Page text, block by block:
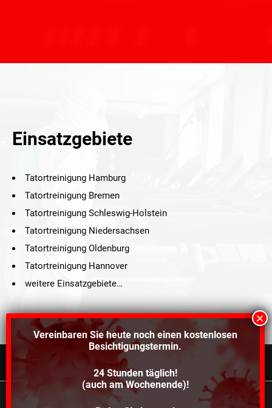
Einsatzgebiete
Tatortreinigung Hamburg
Tatortreinigung Bremen
Tatortreinigung Schleswig-Holstein
Tatortreinigung Niedersachsen
Tatortreinigung Oldenburg
Tatortreinigung Hannover
weitere Einsatzgebiete…
©2021 Schröders Service Team Nord, All Rights Reserved.
Schroeder Service Team Nord
Vereinbaren Sie heute noch einen kostenlosen
Besichtigungstermin.
24 Stunden täglich!
(auch am Wochenende)!